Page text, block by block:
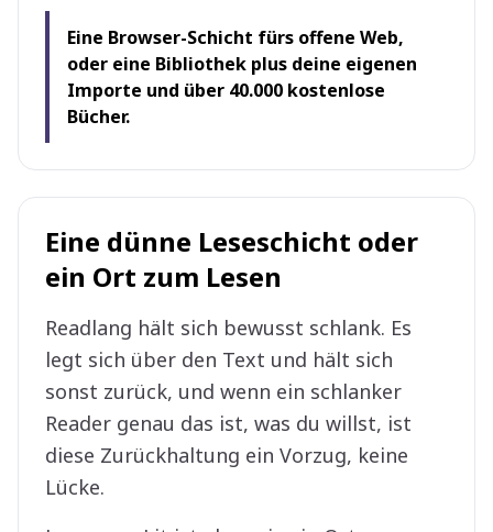
Eine Browser-Schicht fürs offene Web,
oder eine Bibliothek plus deine eigenen
Importe und über 40.000 kostenlose
Bücher.
Eine dünne Leseschicht oder
ein Ort zum Lesen
Readlang hält sich bewusst schlank. Es
legt sich über den Text und hält sich
sonst zurück, und wenn ein schlanker
Reader genau das ist, was du willst, ist
diese Zurückhaltung ein Vorzug, keine
Lücke.